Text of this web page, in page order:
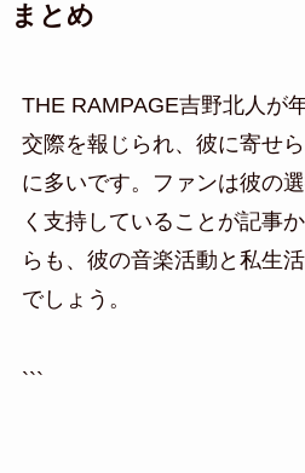
まとめ
THE RAMPAGE吉野北人が
交際を報じられ、彼に寄せ
に多いです。ファンは彼の
く支持していることが記事
らも、彼の音楽活動と私生
でしょう。
```